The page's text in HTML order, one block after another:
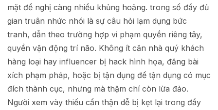
mặt đề nghị càng nhiều khủng hoảng. trong số đầy đủ
gian truân nhức nhói là sự câu hỏi lạm dụng bức
tranh, dẫn theo trường hợp vi phạm quyền riêng tây,
quyền vận động trí não. Không ít căn nhà quý khách
hàng loại hay influencer bị hack hình họa, đăng bài
xích phạm pháp, hoặc bị tận dụng để tận dụng có mục
đích thành cục, nhưng mà thậm chí còn lừa đảo.
Người xem vày thiếu cẩn thận dễ bị kẹt lại trong đầy